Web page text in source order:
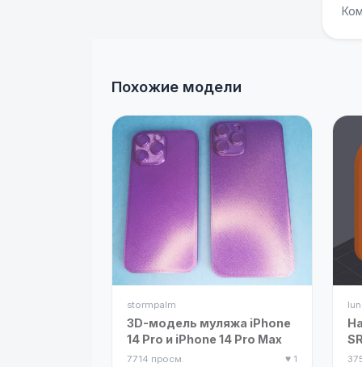
Похожие модели
stormpalm
3D-модель муляжа iPhone
14 Pro и iPhone 14 Pro Max
7714 просм. ♥ 1